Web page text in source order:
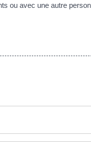
ou avec une autre